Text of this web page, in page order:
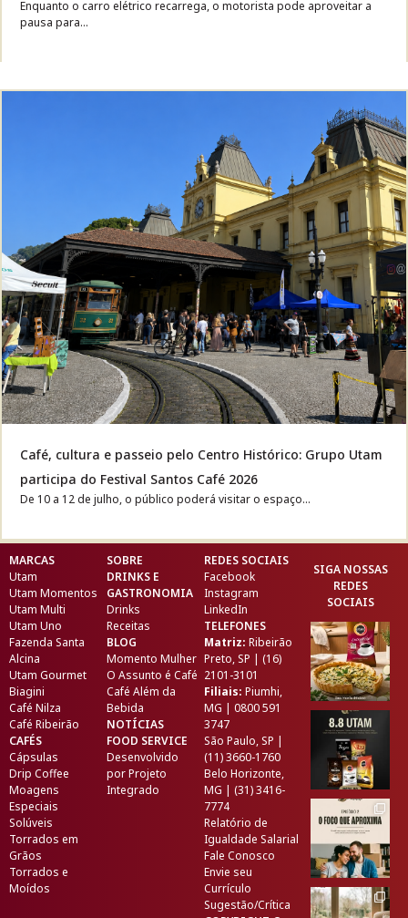
Enquanto o carro elétrico recarrega, o motorista pode aproveitar a
pausa para...
Café, cultura e passeio pelo Centro Histórico: Grupo Utam
participa do Festival Santos Café 2026
De 10 a 12 de julho, o público poderá visitar o espaço...
MARCAS
Utam
Utam Momentos
Utam Multi
Utam Uno
Fazenda Santa
Alcina
Utam Gourmet
Biagini
Café Nilza
Café Ribeirão
CAFÉS
Cápsulas
Drip Coffee
Moagens
Especiais
Solúveis
Torrados em
Grãos
Torrados e
Moídos
SOBRE
DRINKS E
GASTRONOMIA
Drinks
Receitas
BLOG
Momento Mulher
O Assunto é Café
Café Além da
Bebida
NOTÍCIAS
FOOD SERVICE
Desenvolvido
porProjeto
Integrado
REDES SOCIAIS
Facebook
Instagram
LinkedIn
TELEFONES
Matriz: Ribeirão
Preto, SP | (16)
2101-3101
Filiais: Piumhi,
MG | 0800 591
3747
São Paulo, SP |
(11) 3660-1760
Belo Horizonte,
MG | (31) 3416-
7774
Relatório de
Igualdade Salarial
Fale Conosco
Envie seu
Currículo
Sugestão/Crítica
SIGA NOSSAS
REDES
SOCIAIS